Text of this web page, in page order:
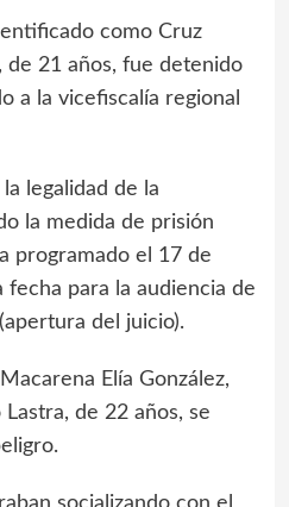
como Cruz
de 21 años, fue detenido
a la vicefiscalía regional
legalidad de la
la medida de prisión
programado el 17 de
fecha para la audiencia de
del juicio).
Elía González,
de 22 años, se